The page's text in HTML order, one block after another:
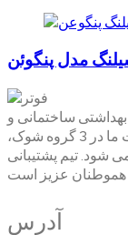
مدل پنگوئن
بهداشتی ساختمانی و
تاسیسات ساختمانی در بازار ایران است. خدمات ما در 3 گروه شوک،
شود. تیم پشتیبانی
آدرس